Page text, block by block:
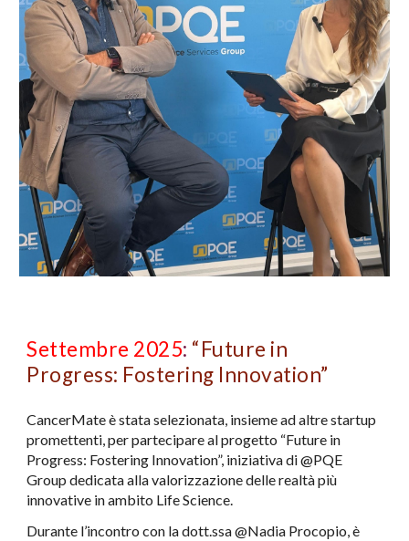
Settembre 2025: “Future in
Progress: Fostering Innovation”
CancerMate è stata selezionata, insieme ad altre startup
promettenti, per partecipare al progetto “Future in
Progress: Fostering Innovation”, iniziativa di @PQE
Group dedicata alla valorizzazione delle realtà più
innovative in ambito Life Science.
Durante l’incontro con la dott.ssa @Nadia Procopio, è